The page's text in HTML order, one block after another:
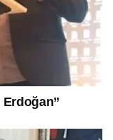
Erdoğan”